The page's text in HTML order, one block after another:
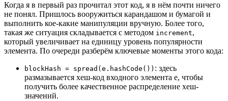
Когда я в первый раз прочитал этот код, я в нём почти ничего
не понял. Пришлось вооружиться карандашом и бумагой и
выполнить кое-какие манипуляции вручную. Более того,
такая же ситуация складывается с методом increment,
который увеличивает на единицу уровень популярности
элемента. По очереди разберём ключевые моменты этого кода:
blockHash = spread(e.hashCode()) : здесь
размазывается хеш-код входного элемента e, чтобы
получить более качественное распределение хеш-
значений.